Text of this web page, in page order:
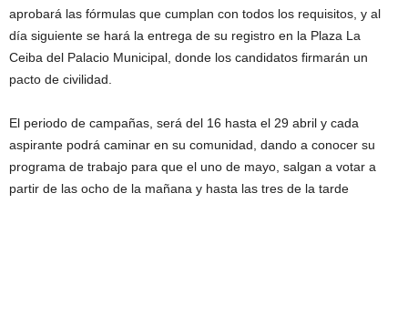
aprobará las fórmulas que cumplan con todos los requisitos, y al
día siguiente se hará la entrega de su registro en la Plaza La
Ceiba del Palacio Municipal, donde los candidatos firmarán un
pacto de civilidad.
El periodo de campañas, será del 16 hasta el 29 abril y cada
aspirante podrá caminar en su comunidad, dando a conocer su
programa de trabajo para que el uno de mayo, salgan a votar a
partir de las ocho de la mañana y hasta las tres de la tarde